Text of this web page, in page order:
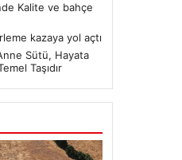
Kalite ve bahçe
kazaya yol açtı
Sütü, Hayata
Taşıdır